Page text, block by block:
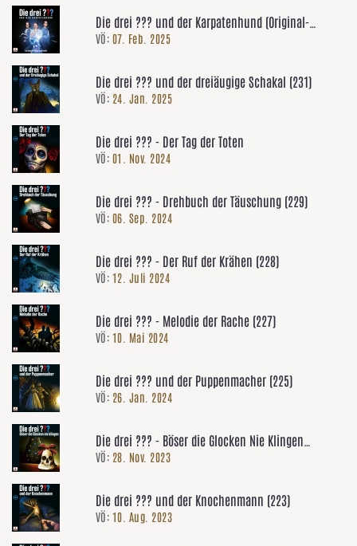
Die drei ??? und der Karpatenhund (Original-
Hörspiel zum Kinofilm)
VÖ: 07. Feb. 2025
Die drei ??? und der dreiäugige Schakal (231)
VÖ: 24. Jan. 2025
Die drei ??? - Der Tag der Toten
VÖ: 01. Nov. 2024
Die drei ??? - Drehbuch der Täuschung (229)
VÖ: 06. Sep. 2024
Die drei ??? - Der Ruf der Krähen (228)
VÖ: 12. Juli 2024
Die drei ??? - Melodie der Rache (227)
VÖ: 10. Mai 2024
Die drei ??? und der Puppenmacher (225)
VÖ: 26. Jan. 2024
Die drei ??? - Böser die Glocken Nie Klingen
(Adventskalender)
VÖ: 28. Nov. 2023
Die drei ??? und der Knochenmann (223)
VÖ: 10. Aug. 2023